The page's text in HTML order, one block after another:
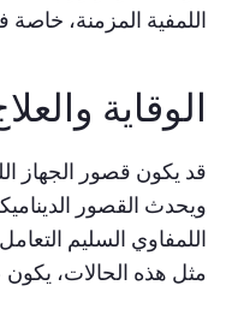
اللمفية المزمنة،
الوقاية
قد يكون قصور الجهاز
ويحدث القصور
اللمفاوي السليم
مثل هذه الحالات،